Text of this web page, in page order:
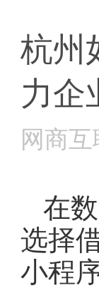
杭州
力企
网商互
在
选择
小程